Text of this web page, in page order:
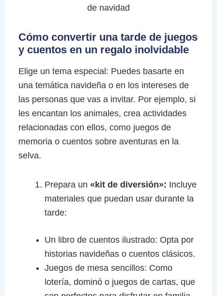
Cómo convertir una tarde de juegos
y cuentos en un regalo inolvidable
Elige un tema especial: Puedes basarte en
una temática navideña o en los intereses de
las personas que vas a invitar. Por ejemplo, si
les encantan los animales, crea actividades
relacionadas con ellos, como juegos de
memoria o cuentos sobre aventuras en la
selva.
Prepara un «kit de diversión»: Incluye
materiales que puedan usar durante la
tarde:
Un libro de cuentos ilustrado: Opta por
historias navideñas o cuentos clásicos.
Juegos de mesa sencillos: Como
lotería, dominó o juegos de cartas, que